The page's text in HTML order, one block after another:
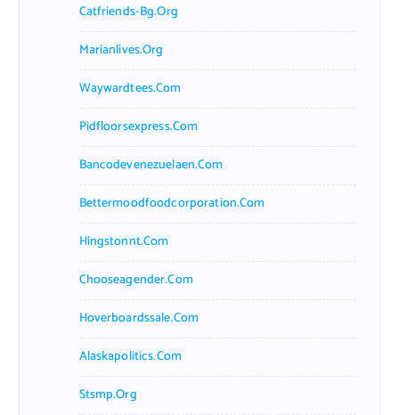
Catfriends-Bg.org
Marianlives.org
Waywardtees.com
Pidfloorsexpress.com
Bancodevenezuelaen.com
Bettermoodfoodcorporation.com
Hingstonnt.com
Chooseagender.com
Hoverboardssale.com
Alaskapolitics.com
Stsmp.org